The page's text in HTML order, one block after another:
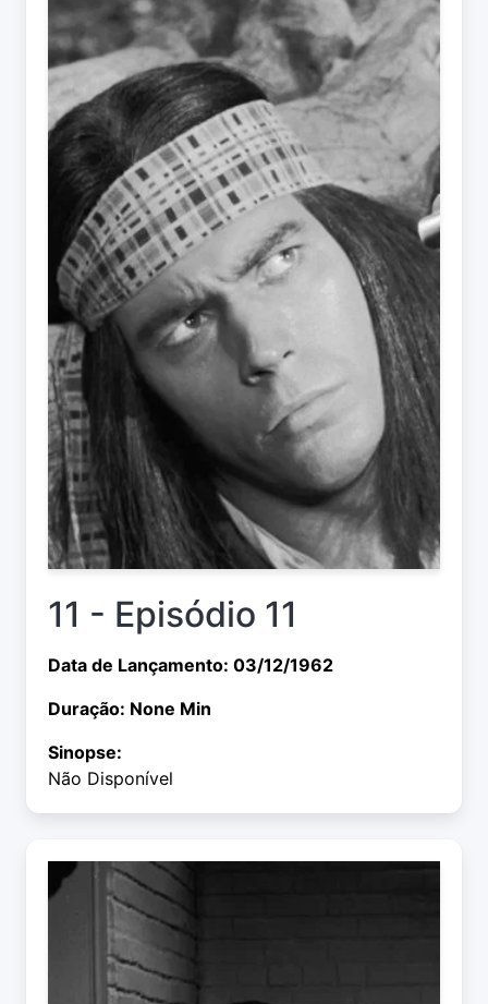
11 - Episódio 11
Data de Lançamento: 03/12/1962
Duração: None Min
Sinopse:
Não Disponível